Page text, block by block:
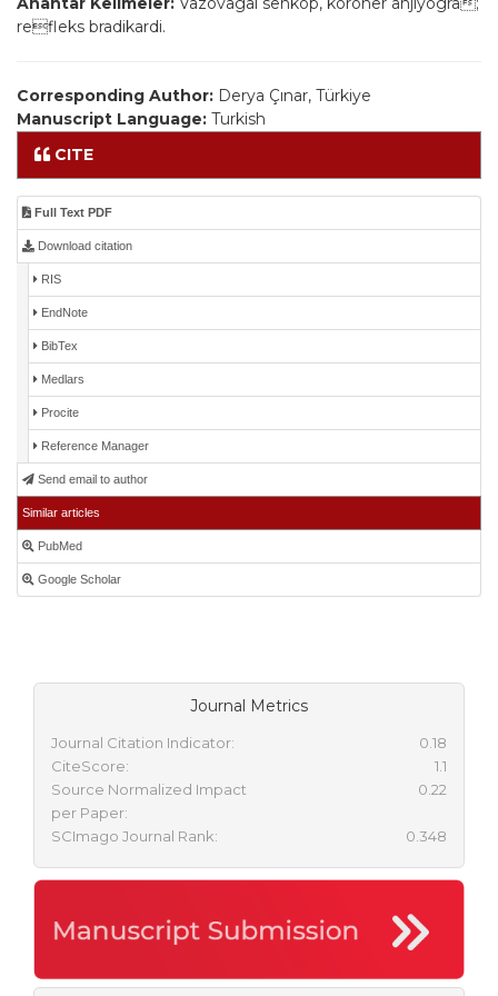
refleks bradikardi.
Corresponding Author: Derya Çınar, Türkiye
Manuscript Language: Turkish
CITE
Full Text PDF
Download citation
RIS
EndNote
BibTex
Medlars
Procite
Reference Manager
Send email to author
Similar articles
PubMed
Google Scholar
Journal Metrics
Journal Citation Indicator:
0.18
CiteScore:
1.1
Source Normalized Impact
per Paper:
0.22
SCImago Journal Rank: 0.348